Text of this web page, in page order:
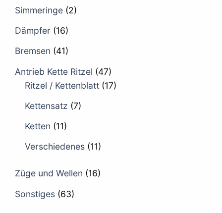
Simmeringe (2)
Dämpfer (16)
Bremsen (41)
Antrieb Kette Ritzel (47)
Ritzel / Kettenblatt (17)
Kettensatz (7)
Ketten (11)
Verschiedenes (11)
Züge und Wellen (16)
Sonstiges (63)